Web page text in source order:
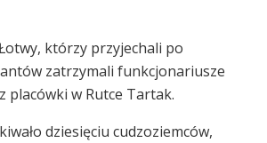
którzy przyjechali po
zatrzymali funkcjonariusze
placówki w Rutce Tartak.
dziesięciu cudzoziemców,